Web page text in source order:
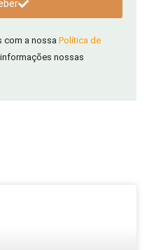
com a nossa Política de
nossas